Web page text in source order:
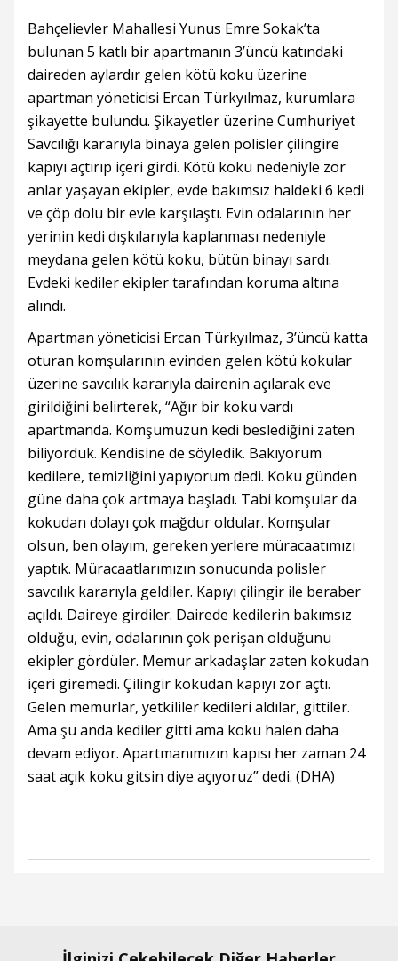
Bahçelievler Mahallesi Yunus Emre Sokak’ta
bulunan 5 katlı bir apartmanın 3’üncü katındaki
daireden aylardır gelen kötü koku üzerine
apartman yöneticisi Ercan Türkyılmaz, kurumlara
şikayette bulundu. Şikayetler üzerine Cumhuriyet
Savcılığı kararıyla binaya gelen polisler çilingire
kapıyı açtırıp içeri girdi. Kötü koku nedeniyle zor
anlar yaşayan ekipler, evde bakımsız haldeki 6 kedi
ve çöp dolu bir evle karşılaştı. Evin odalarının her
yerinin kedi dışkılarıyla kaplanması nedeniyle
meydana gelen kötü koku, bütün binayı sardı.
Evdeki kediler ekipler tarafından koruma altına
alındı.
Apartman yöneticisi Ercan Türkyılmaz, 3’üncü katta
oturan komşularının evinden gelen kötü kokular
üzerine savcılık kararıyla dairenin açılarak eve
girildiğini belirterek, “Ağır bir koku vardı
apartmanda. Komşumuzun kedi beslediğini zaten
biliyorduk. Kendisine de söyledik. Bakıyorum
kedilere, temizliğini yapıyorum dedi. Koku günden
güne daha çok artmaya başladı. Tabi komşular da
kokudan dolayı çok mağdur oldular. Komşular
olsun, ben olayım, gereken yerlere müracaatımızı
yaptık. Müracaatlarımızın sonucunda polisler
savcılık kararıyla geldiler. Kapıyı çilingir ile beraber
açıldı. Daireye girdiler. Dairede kedilerin bakımsız
olduğu, evin, odalarının çok perişan olduğunu
ekipler gördüler. Memur arkadaşlar zaten kokudan
içeri giremedi. Çilingir kokudan kapıyı zor açtı.
Gelen memurlar, yetkililer kedileri aldılar, gittiler.
Ama şu anda kediler gitti ama koku halen daha
devam ediyor. Apartmanımızın kapısı her zaman 24
saat açık koku gitsin diye açıyoruz” dedi. (DHA)